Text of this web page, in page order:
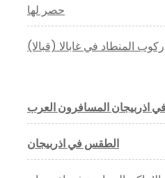
حصر لها
ركوب المنطاد في غابالا (قبالا)
اذربيجان المسافرون العرب
الطقس في اذربيجان